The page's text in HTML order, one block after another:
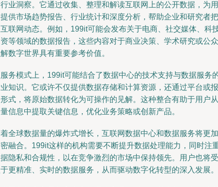
业洞察。它通过收集、整理和解读互联网上的公开数据，为用
供市场趋势报告、行业统计和深度分析，帮助企业和研究者把
联网动态。例如，199it可能会发布关于电商、社交媒体、科
等领域的数据报告，这些内容对于商业决策、学术研究或公众
数字世界具有重要参考价值。
务模式上，199it可能结合了数据中心的技术支持与数据服务
知识。它或许不仅提供数据存储和计算资源，还通过平台或报
式，将原始数据转化为可操作的见解。这种整合有助于用户从
信息中提取关键信息，优化业务策略或创新产品。
全球数据量的爆炸式增长，互联网数据中心和数据服务将更加
融合。199it这样的机构需要不断提升数据处理能力，同时注
隐私和合规性，以在竞争激烈的市场中保持领先。用户也将受
更精准、实时的数据服务，从而驱动数字化转型的深入发展。